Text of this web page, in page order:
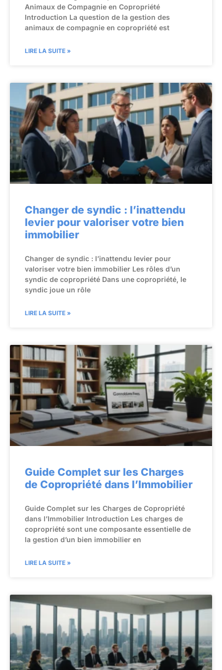
Animaux de Compagnie en Copropriété
Introduction La question de la gestion des
animaux de compagnie en copropriété est
LIRE LA SUITE »
Changer de syndic : l’inattendu
levier pour valoriser votre bien
immobilier
Changer de syndic : l’inattendu levier pour
valoriser votre bien immobilier Les rôles d’un
syndic de copropriété Dans une copropriété, le
syndic joue un rôle
LIRE LA SUITE »
Guide Complet sur les Charges
de Copropriété dans l’Immobilier
Guide Complet sur les Charges de Copropriété
dans l’Immobilier Introduction Les charges de
copropriété sont une composante essentielle de
la gestion d’un bien immobilier en
LIRE LA SUITE »